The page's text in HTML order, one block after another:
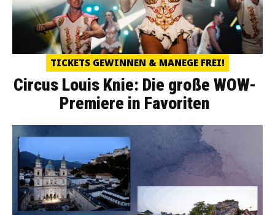
TICKETS GEWINNEN & MANEGE FREI!
Circus Louis Knie: Die große WOW-
Premiere in Favoriten